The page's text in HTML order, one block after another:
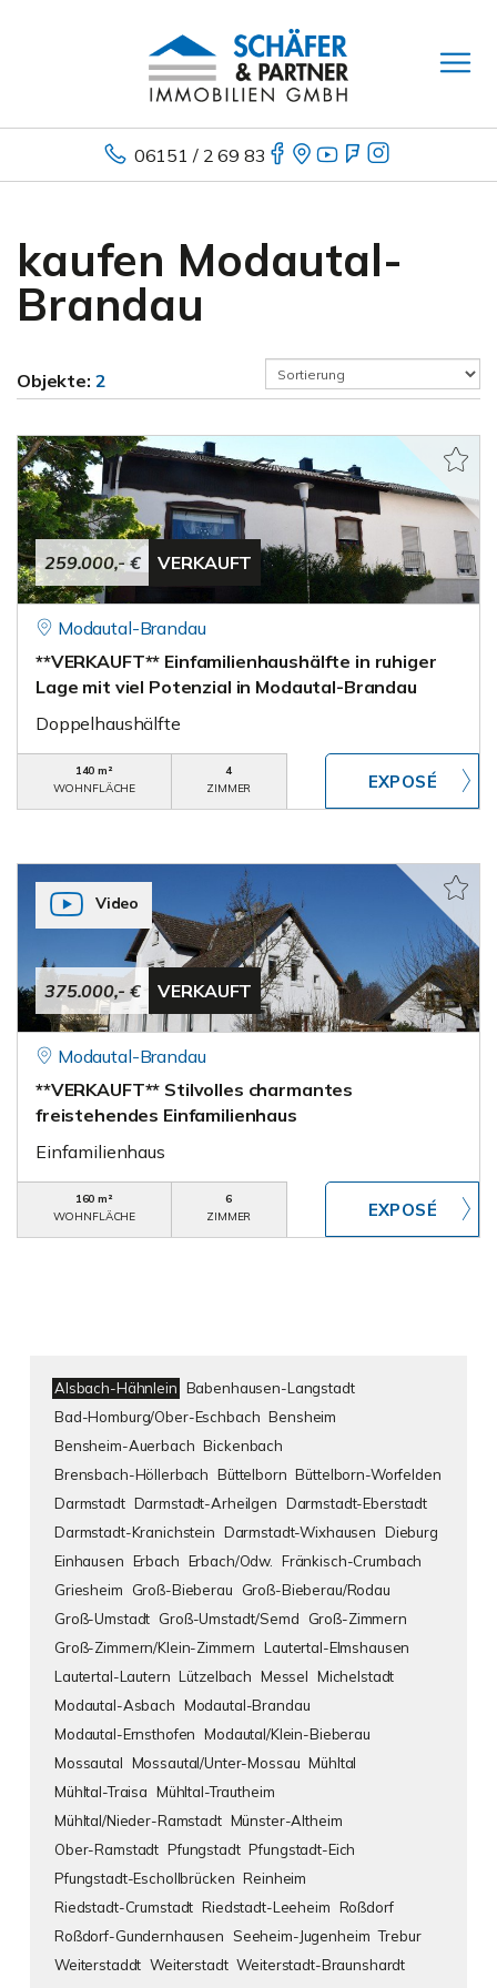
06151 / 2 69 83
kaufen Modautal-
Brandau
Objekte: 2
259.000,- € VERKAUFT
Modautal-Brandau
**VERKAUFT** Einfamilienhaushälfte in ruhiger
Lage mit viel Potenzial in Modautal-Brandau
Doppelhaushälfte
140 m²
WOHNFLÄCHE
4
ZIMMER
375.000,- € VERKAUFT
Video
Modautal-Brandau
**VERKAUFT** Stilvolles charmantes
freistehendes Einfamilienhaus
Einfamilienhaus
160 m²
WOHNFLÄCHE
6
ZIMMER
Alsbach-Hähnlein Babenhausen-Langstadt
Bad-Homburg/Ober-Eschbach Bensheim
Bensheim-Auerbach Bickenbach
Brensbach-Höllerbach Büttelborn Büttelborn-Worfelden
Darmstadt Darmstadt-Arheilgen Darmstadt-Eberstadt
Darmstadt-Kranichstein Darmstadt-Wixhausen Dieburg
Einhausen Erbach Erbach/Odw.
Fränkisch-Crumbach
Griesheim
Groß-Bieberau
Groß-Bieberau/Rodau
Groß-Umstadt Groß-Umstadt/Semd
Groß-Zimmern
Groß-Zimmern/Klein-Zimmern Lautertal-Elmshausen
Lautertal-Lautern Lützelbach Messel Michelstadt
Modautal-Asbach Modautal-Brandau
Modautal-Ernsthofen Modautal/Klein-Bieberau
Mossautal Mossautal/Unter-Mossau Mühltal
Mühltal-Traisa Mühltal-Trautheim
Mühltal/Nieder-Ramstadt Münster-Altheim
Ober-Ramstadt Pfungstadt Pfungstadt-Eich
Pfungstadt-Eschollbrücken Reinheim
Riedstadt-Crumstadt Riedstadt-Leeheim Roßdorf
Roßdorf-Gundernhausen Seeheim-Jugenheim Trebur
Weiterstaddt Weiterstadt Weiterstadt-Braunshardt